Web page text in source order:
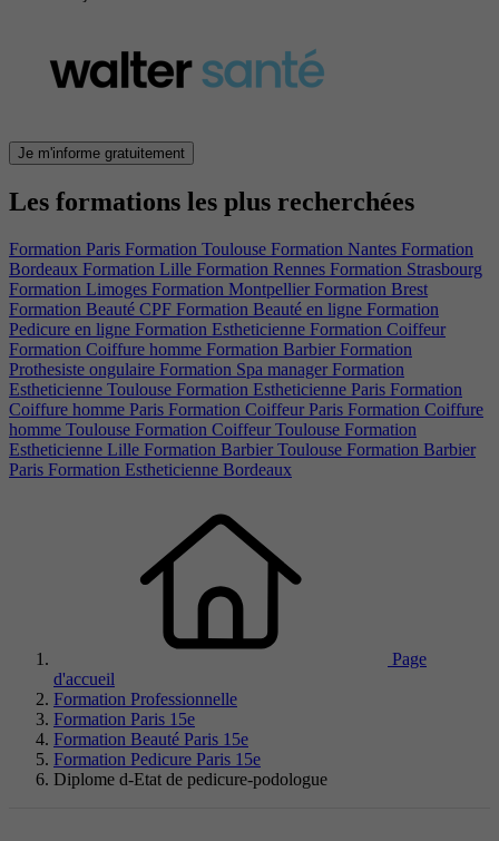
Je m'informe gratuitement
Les formations les plus recherchées
Formation Paris Formation Toulouse Formation Nantes Formation
Bordeaux Formation Lille Formation Rennes Formation Strasbourg
Formation Limoges Formation Montpellier Formation Brest
Formation Beauté CPF Formation Beauté en ligne Formation
Pedicure en ligne Formation Estheticienne Formation Coiffeur
Formation Coiffure homme Formation Barbier Formation
Prothesiste ongulaire Formation Spa manager Formation
Estheticienne Toulouse Formation Estheticienne Paris Formation
Coiffure homme Paris Formation Coiffeur Paris Formation Coiffure
homme Toulouse Formation Coiffeur Toulouse Formation
Estheticienne Lille Formation Barbier Toulouse Formation Barbier
Paris Formation Estheticienne Bordeaux
Page
d'accueil
Formation Professionnelle
Formation Paris 15e
Formation Beauté Paris 15e
Formation Pedicure Paris 15e
Diplome d-Etat de pedicure-podologue